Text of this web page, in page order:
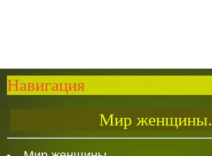
Навигация
Мир женщины.